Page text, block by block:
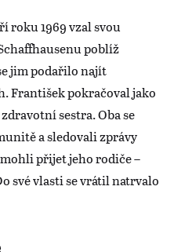
roku 1969 vzal svou
poblíž
jim podařilo najít
František pokračoval jako
sestra. Oba se
a sledovali zprávy
mohli přijet jeho rodiče –
své vlasti se vrátil natrvalo